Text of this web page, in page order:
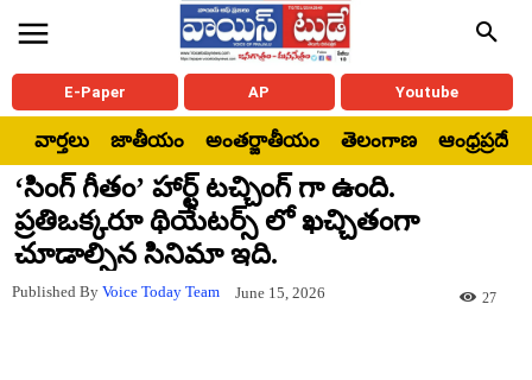
E-Paper AP Youtube
వార్తలు జాతీయం అంతర్జాతీయం తెలంగాణ ఆంధ్రప్రదేశ్
‘సింగ్ గీతం’ హార్ట్ టచ్చింగ్ గా ఉంది.
ప్రతిఒక్కరూ థియేటర్స్ లో ఖచ్చితంగా
చూడాల్సిన సినిమా ఇది.
Published By Voice Today Team June 15, 2026 27